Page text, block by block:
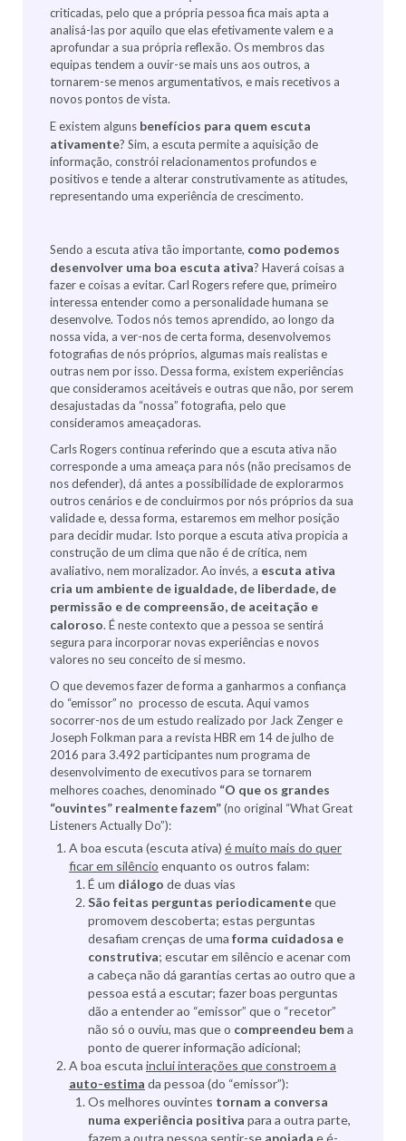
criticadas, pelo que a própria pessoa fica mais apta a
analisá-las por aquilo que elas efetivamente valem e a
aprofundar a sua própria reflexão. Os membros das
equipas tendem a ouvir-se mais uns aos outros, a
tornarem-se menos argumentativos, e mais recetivos a
novos pontos de vista.
E existem alguns benefícios para quem escuta
ativamente? Sim, a escuta permite a aquisição de
informação, constrói relacionamentos profundos e
positivos e tende a alterar construtivamente as atitudes,
representando uma experiência de crescimento.
Sendo a escuta ativa tão importante, como podemos
desenvolver uma boa escuta ativa? Haverá coisas a
fazer e coisas a evitar. Carl Rogers refere que, primeiro
interessa entender como a personalidade humana se
desenvolve. Todos nós temos aprendido, ao longo da
nossa vida, a ver-nos de certa forma, desenvolvemos
fotografias de nós próprios, algumas mais realistas e
outras nem por isso. Dessa forma, existem experiências
que consideramos aceitáveis e outras que não, por serem
desajustadas da “nossa” fotografia, pelo que
consideramos ameaçadoras.
Carls Rogers continua referindo que a escuta ativa não
corresponde a uma ameaça para nós (não precisamos de
nos defender), dá antes a possibilidade de explorarmos
outros cenários e de concluirmos por nós próprios da sua
validade e, dessa forma, estaremos em melhor posição
para decidir mudar. Isto porque a escuta ativa propicia a
construção de um clima que não é de crítica, nem
avaliativo, nem moralizador. Ao invés, a escuta ativa
cria um ambiente de igualdade, de liberdade, de
permissão e de compreensão, de aceitação e
caloroso. É neste contexto que a pessoa se sentirá
segura para incorporar novas experiências e novos
valores no seu conceito de si mesmo.
O que devemos fazer de forma a ganharmos a confiança
do “emissor” no processo de escuta. Aqui vamos
socorrer-nos de um estudo realizado por Jack Zenger e
Joseph Folkman para a revista HBR em 14 de julho de
2016 para 3.492 participantes num programa de
desenvolvimento de executivos para se tornarem
melhores coaches, denominado “O que os grandes
“ouvintes” realmente fazem”(no original “What Great
Listeners Actually Do”):
A boa escuta (escuta ativa) é muito mais do quer
ficar em silêncio enquanto os outros falam:
É um diálogo de duas vias
São feitas perguntas periodicamenteque
promovem descoberta; estas perguntas
desafiam crenças de uma forma cuidadosa e
construtiva; escutar em silêncio e acenar com
a cabeça não dá garantias certas ao outro que a
pessoa está a escutar; fazer boas perguntas
dão a entender ao “emissor” que o “recetor”
não só o ouviu, mas que o compreendeu bema
ponto de querer informação adicional;
A boa escuta inclui interações que constroem a
auto-estima da pessoa (do “emissor”):
Os melhores ouvintes tornam a conversa
numa experiência positiva para a outra parte,